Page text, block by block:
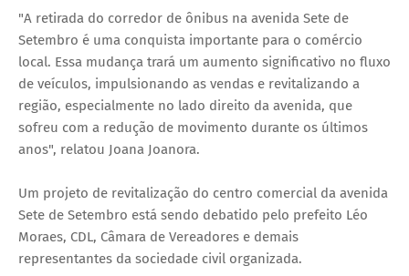
"A retirada do corredor de ônibus na avenida Sete de
Setembro é uma conquista importante para o comércio
local. Essa mudança trará um aumento significativo no fluxo
de veículos, impulsionando as vendas e revitalizando a
região, especialmente no lado direito da avenida, que
sofreu com a redução de movimento durante os últimos
anos", relatou Joana Joanora.
Um projeto de revitalização do centro comercial da avenida
Sete de Setembro está sendo debatido pelo prefeito Léo
Moraes, CDL, Câmara de Vereadores e demais
representantes da sociedade civil organizada.